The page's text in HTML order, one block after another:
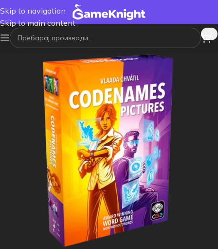
Skip to navigation
Skip to main content